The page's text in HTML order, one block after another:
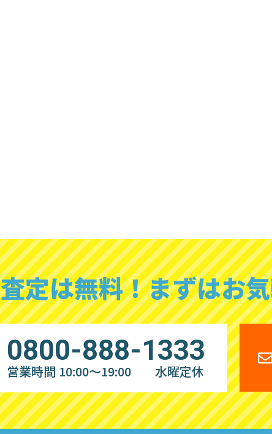
査定は無料！まずはお
0800-888-1333
営業時間 10:00～19:00 水曜定休